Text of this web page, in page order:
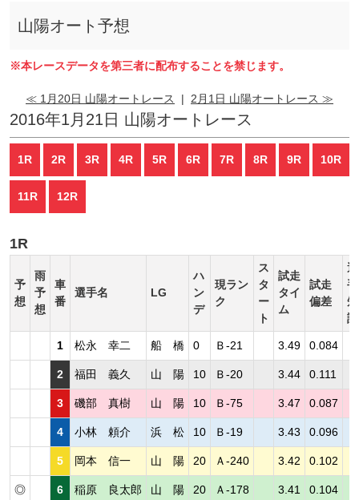
山陽オート予想
※本レースデータを第三者に配布することを禁じます。
≪ 1月20日 山陽オートレース | 2月1日 山陽オートレース ≫
2016年1月21日 山陽オートレース
1R 2R 3R 4R 5R 6R 7R 8R 9R 10R
11R 12R
1R
予
想
雨
予
想
車
番
選手名 LG
ハ
ン
デ
現ラン
ク
ス
タ
ー
ト
試走
タイ
ム
試走
偏差
選
手
短
評
1 松永 幸二 船 橋 0 Ｂ-21 3.49 0.084
2 福田 義久 山 陽 10 Ｂ-20 3.44 0.111
3 磯部 真樹 山 陽 10 Ｂ-75 3.47 0.087
4 小林 頼介 浜 松 10 Ｂ-19 3.43 0.096
5 岡本 信一 山 陽 20 Ａ-240 3.42 0.102
◎ 6 稲原 良太郎 山 陽 20 Ａ-178 3.41 0.104